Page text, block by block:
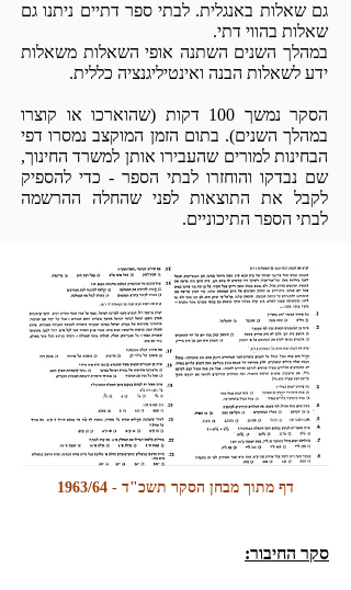
גם שאלות באנגלית. לבתי ספר דתיים ניתנו גם
שאלות בהווי דתי.
במהלך השנים השתנה אופי השאלות משאלות
ידע לשאלות הבנה ואינטיליגנציה כללית.
הסקר נמשך 100 דקות (שהוארכו או קוצרו
במהלך השנים). בתום הזמן המוקצב נמסרו דפי
הבחינות למורים שהעבירו אותן למשרד החינוך,
שם נבדקו והוחזרו לבתי הספר - כדי להספיק
לקבל את התוצאות לפני שהחלה ההרשמה
לבתי הספר התיכוניים.
דף מתוך מבחן הסקר תשכ"ד - 1963/64
סקר החיבור: